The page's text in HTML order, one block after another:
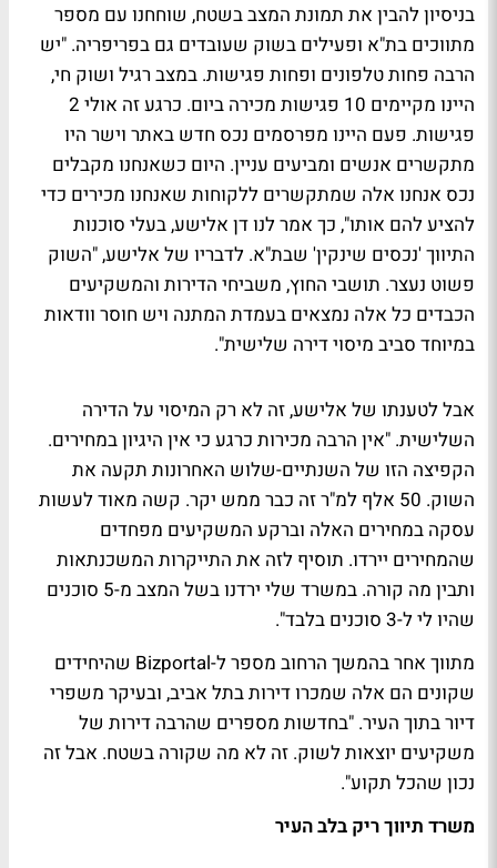
בניסיון להבין את תמונת המצב בשטח, שוחחנו עם מספר
מתווכים בת"א ופעילים בשוק שעובדים גם בפריפריה. "יש
הרבה פחות טלפונים ופחות פגישות. במצב רגיל ושוק חי,
היינו מקיימים 10 פגישות מכירה ביום. כרגע זה אולי 2
פגישות. פעם היינו מפרסמים נכס חדש באתר וישר היו
מתקשרים אנשים ומביעים עניין. היום כשאנחנו מקבלים
נכס אנחנו אלה שמתקשרים ללקוחות שאנחנו מכירים כדי
להציע להם אותו", כך אמר לנו דן אלישע, בעלי סוכנות
התיווך 'נכסים שינקין' שבת"א. לדבריו של אלישע, "השוק
פשוט נעצר. תושבי החוץ, משביחי הדירות והמשקיעים
הכבדים כל אלה נמצאים בעמדת המתנה ויש חוסר וודאות
במיוחד סביב מיסוי דירה שלישית".
אבל לטענתו של אלישע, זה לא רק המיסוי על הדירה
השלישית. "אין הרבה מכירות כרגע כי אין היגיון במחירים.
הקפיצה הזו של השנתיים-שלוש האחרונות תקעה את
השוק. 50 אלף למ"ר זה כבר ממש יקר. קשה מאוד לעשות
עסקה במחירים האלה וברקע המשקיעים מפחדים
שהמחירים יירדו. תוסיף לזה את התייקרות המשכנתאות
ותבין מה קורה. במשרד שלי ירדנו בשל המצב מ-5 סוכנים
שהיו לי ל-3 סוכנים בלבד".
מתווך אחר בהמשך הרחוב מספר ל-Bizportal שהיחידים
שקונים הם אלה שמכרו דירות בתל אביב, ובעיקר משפרי
דיור בתוך העיר. "בחדשות מספרים שהרבה דירות של
משקיעים יוצאות לשוק. זה לא מה שקורה בשטח. אבל זה
נכון שהכל תקוע".
משרד תיווך ריק בלב העיר